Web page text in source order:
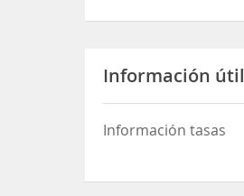
Información útil
Información tasas